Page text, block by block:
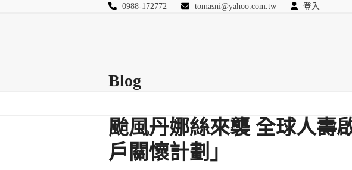
0988-172772 tomasni@yahoo.com.tw 登入
Blog
颱風丹娜絲來襲 全球人壽
戶關懷計劃」